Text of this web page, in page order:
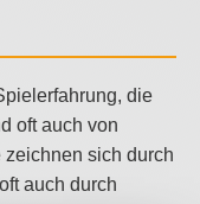
die
oft auch von
sich durch
auch durch